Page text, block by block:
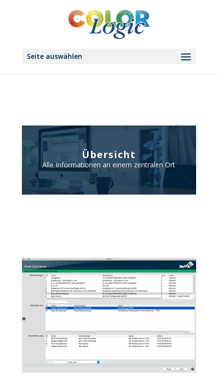
Seite auswählen
Übersicht
Alle Informationen an einem zentralen Ort